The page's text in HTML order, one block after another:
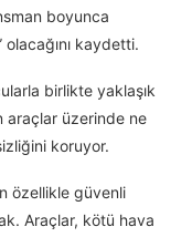
boyunca
kaydetti.
birlikte yaklaşık
araçlar üzerinde ne
koruyor.
özellikle güvenli
Araçlar, kötü hava